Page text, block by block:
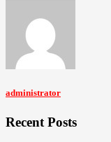
administrator
Recent Posts